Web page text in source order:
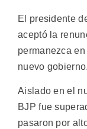
El presidente
aceptó la
permanezca
nuevo gobierno.
Aislado en el
BJP fue
pasaron por